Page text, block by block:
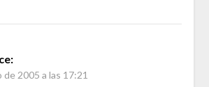
de 2005 a las 17:21